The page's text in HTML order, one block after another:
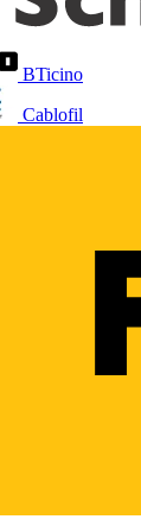
BTicino
Cablofil